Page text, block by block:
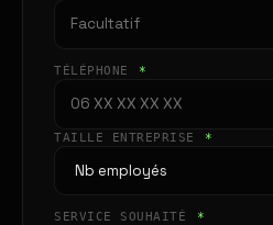
TÉLÉPHONE *
TAILLE ENTREPRISE *
SERVICE SOUHAITÉ *